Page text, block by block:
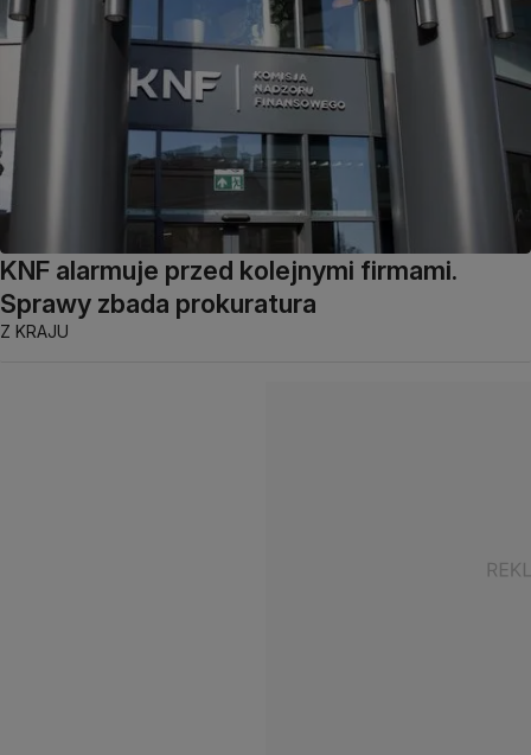
KNF alarmuje przed kolejnymi firmami.
Sprawy zbada prokuratura
Z KRAJU